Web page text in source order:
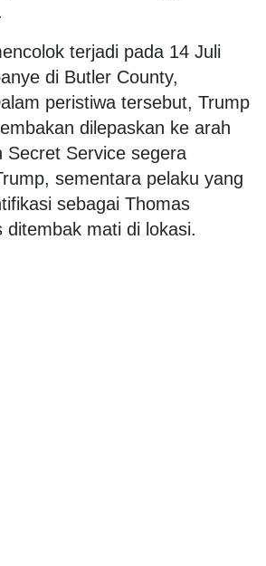
terjadi pada 14 Juli
di Butler County,
peristiwa tersebut, Trump
dilepaskan ke arah
Secret Service segera
sementara pelaku yang
sebagai Thomas
ditembak mati di lokasi.